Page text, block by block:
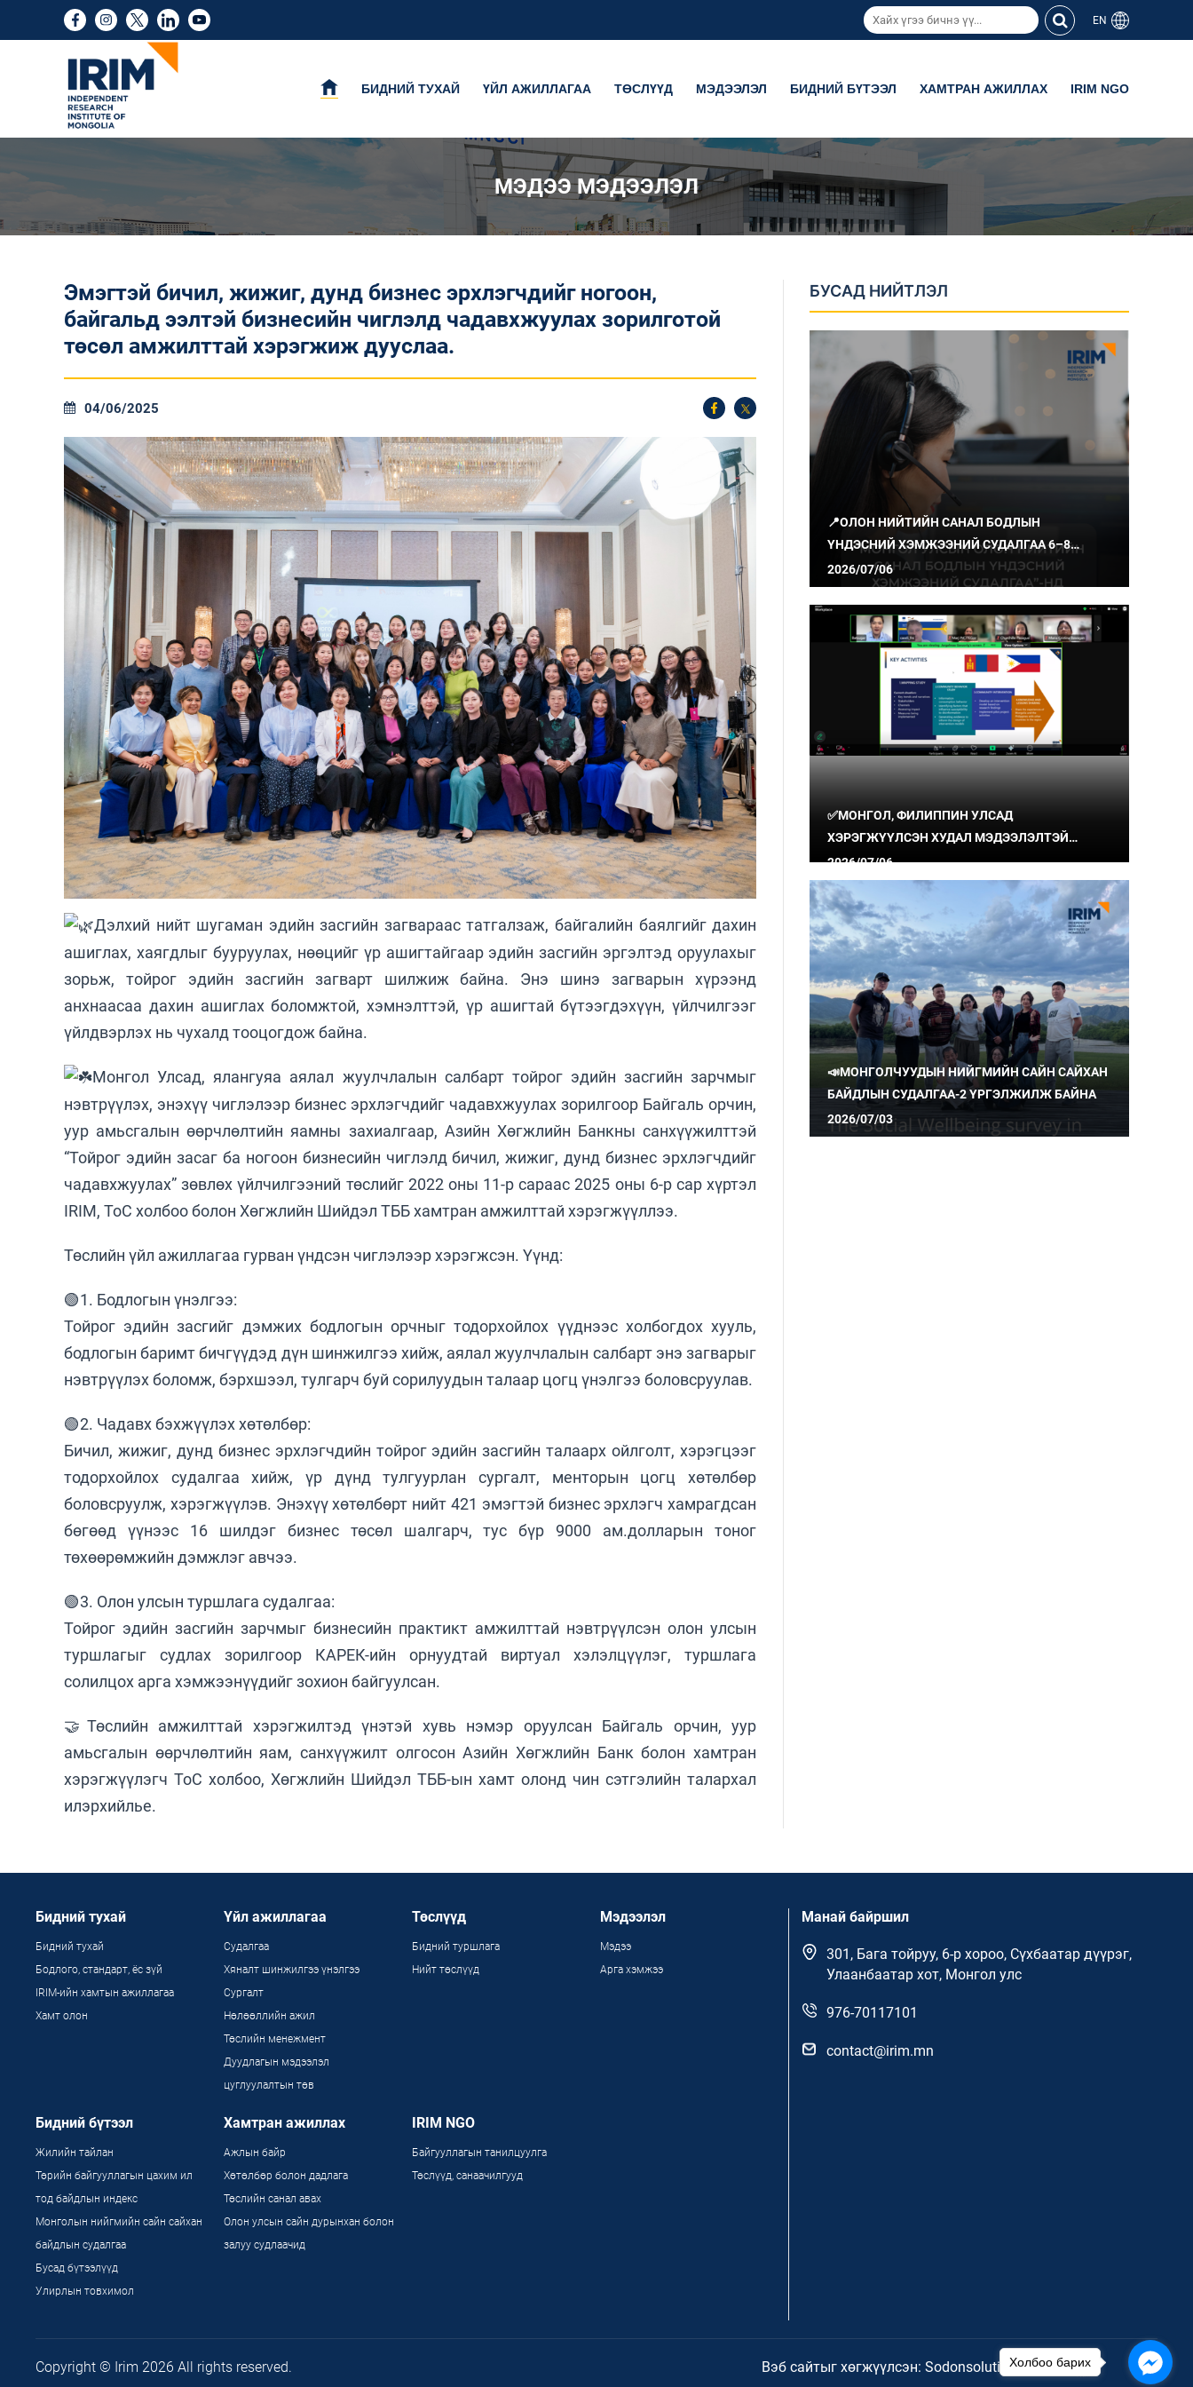
EN
БИДНИЙ ТУХАЙ ҮЙЛ АЖИЛЛАГАА ТӨСЛҮҮД МЭДЭЭЛЭЛ БИДНИЙ БҮТЭЭЛ ХАМТРАН АЖИЛЛАХ IRIM NGO
МЭДЭЭ МЭДЭЭЛЭЛ
Эмэгтэй бичил, жижиг, дунд бизнес эрхлэгчдийг ногоон,
байгальд ээлтэй бизнесийн чиглэлд чадавхжуулах зорилготой
төсөл амжилттай хэрэгжиж дууслаа.
04/06/2025
Дэлхий нийт шугаман эдийн засгийн загвараас татгалзаж, байгалийн баялгийг дахин
ашиглах, хаягдлыг бууруулах, нөөцийг үр ашигтайгаар эдийн засгийн эргэлтэд оруулахыг
зорьж, тойрог эдийн засгийн загварт шилжиж байна. Энэ шинэ загварын хүрээнд
анхнаасаа дахин ашиглах боломжтой, хэмнэлттэй, үр ашигтай бүтээгдэхүүн, үйлчилгээг
үйлдвэрлэх нь чухалд тооцогдож байна.
Монгол Улсад, ялангуяа аялал жуулчлалын салбарт тойрог эдийн засгийн зарчмыг
нэвтрүүлэх, энэхүү чиглэлээр бизнес эрхлэгчдийг чадавхжуулах зорилгоор Байгаль орчин,
уур амьсгалын өөрчлөлтийн яамны захиалгаар, Азийн Хөгжлийн Банкны санхүүжилттэй
“Тойрог эдийн засаг ба ногоон бизнесийн чиглэлд бичил, жижиг, дунд бизнес эрхлэгчдийг
чадавхжуулах” зөвлөх үйлчилгээний төслийг 2022 оны 11-р сараас 2025 оны 6-р сар хүртэл
IRIM, ТоС холбоо болон Хөгжлийн Шийдэл ТББ хамтран амжилттай хэрэгжүүллээ.
Төслийн үйл ажиллагаа гурван үндсэн чиглэлээр хэрэгжсэн. Үүнд:
🟢1. Бодлогын үнэлгээ:
Тойрог эдийн засгийг дэмжих бодлогын орчныг тодорхойлох үүднээс холбогдох хууль,
бодлогын баримт бичгүүдэд дүн шинжилгээ хийж, аялал жуулчлалын салбарт энэ загварыг
нэвтрүүлэх боломж, бэрхшээл, тулгарч буй сорилуудын талаар цогц үнэлгээ боловсруулав.
🟢2. Чадавх бэхжүүлэх хөтөлбөр:
Бичил, жижиг, дунд бизнес эрхлэгчдийн тойрог эдийн засгийн талаарх ойлголт, хэрэгцээг
тодорхойлох судалгаа хийж, үр дүнд тулгуурлан сургалт, менторын цогц хөтөлбөр
боловсруулж, хэрэгжүүлэв. Энэхүү хөтөлбөрт нийт 421 эмэгтэй бизнес эрхлэгч хамрагдсан
бөгөөд үүнээс 16 шилдэг бизнес төсөл шалгарч, тус бүр 9000 ам.долларын тоног
төхөөрөмжийн дэмжлэг авчээ.
🟢3. Олон улсын туршлага судалгаа:
Тойрог эдийн засгийн зарчмыг бизнесийн практикт амжилттай нэвтрүүлсэн олон улсын
туршлагыг судлах зорилгоор КАРЕК-ийн орнуудтай виртуал хэлэлцүүлэг, туршлага
солилцох арга хэмжээнүүдийг зохион байгуулсан.
🤝Төслийн амжилттай хэрэгжилтэд үнэтэй хувь нэмэр оруулсан Байгаль орчин, уур
амьсгалын өөрчлөлтийн яам, санхүүжилт олгосон Азийн Хөгжлийн Банк болон хамтран
хэрэгжүүлэгч ТоС холбоо, Хөгжлийн Шийдэл ТББ-ын хамт олонд чин сэтгэлийн талархал
илэрхийлье.
БУСАД НИЙТЛЭЛ
📍ОЛОН НИЙТИЙН САНАЛ БОДЛЫН
ҮНДЭСНИЙ ХЭМЖЭЭНИЙ СУДАЛГАА 6–8
ДУГААР САРД ЯВАГДАЖ БАЙНА
2026/07/06
✅МОНГОЛ, ФИЛИППИН УЛСАД
ХЭРЭГЖҮҮЛСЭН ХУДАЛ МЭДЭЭЛЭЛТЭЙ
ТЭМЦЭХ ТӨСЛИЙН ҮР ДҮН, СУРГАМЖИЙГ
ХУВААЛЦЛАА
2026/07/06
📣МОНГОЛЧУУДЫН НИЙГМИЙН САЙН САЙХАН
БАЙДЛЫН СУДАЛГАА-2 ҮРГЭЛЖИЛЖ БАЙНА
2026/07/03
Бидний тухай
Бидний тухай
Бодлого, стандарт, ёс зүй
IRIM-ийн хамтын ажиллагаа
Хамт олон
Үйл ажиллагаа
Судалгаа
Хяналт шинжилгээ үнэлгээ
Сургалт
Нөлөөллийн ажил
Төслийн менежмент
Дуудлагын мэдээлэл
цуглуулалтын төв
Төслүүд
Бидний туршлага
Нийт төслүүд
Мэдээлэл
Мэдээ
Арга хэмжээ
Бидний бүтээл
Жилийн тайлан
Төрийн байгууллагын цахим ил
тод байдлын индекс
Монголын нийгмийн сайн сайхан
байдлын судалгаа
Бусад бүтээлүүд
Улирлын товхимол
Хамтран ажиллах
Ажлын байр
Хөтөлбөр болон дадлага
Төслийн санал авах
Олон улсын сайн дурынхан болон
залуу судлаачид
IRIM NGO
Байгууллагын танилцуулга
Төслүүд, санаачилгууд
Манай байршил
301, Бага тойруу, 6-р хороо, Сүхбаатар дүүрэг,
Улаанбаатар хот, Монгол улс
976-70117101
contact@irim.mn
Copyright © Irim 2026 All rights reserved. Вэб сайтыг хөгжүүлсэн: Sodonsolution ХХКХолбоо барих